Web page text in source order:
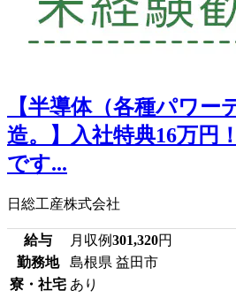
【半導体（各種パワー
造。】入社特典16万
です...
日総工産株式会社
給与 月収例301,320円
勤務地
島根県 益田市
寮・社宅 あり